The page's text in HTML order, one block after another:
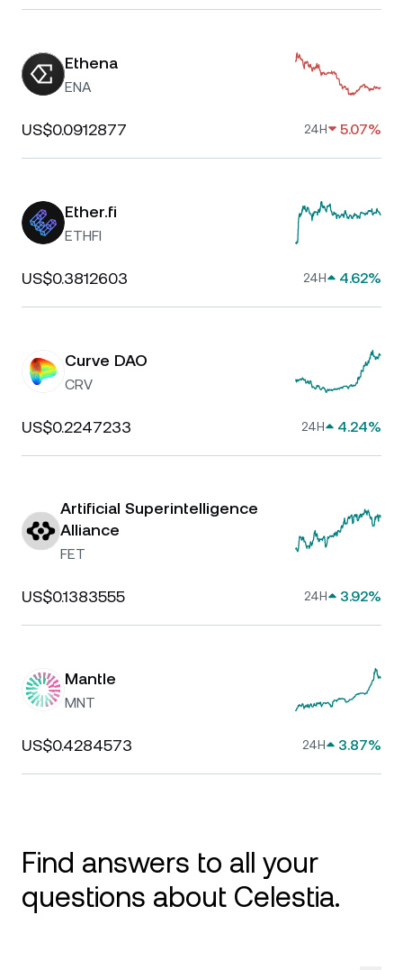
Ethena
ENA
US$0.0912877 24H 5.07%
Ether.fi
ETHFI
US$0.3812603 24H 4.62%
Curve DAO
CRV
US$0.2247233 24H 4.24%
Artificial Superintelligence
Alliance
FET
US$0.1383555 24H 3.92%
Mantle
MNT
US$0.4284573 24H 3.87%
Find answers to all your
questions about Celestia.